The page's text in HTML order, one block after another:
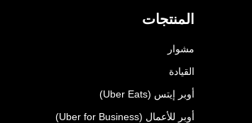
المنتجات
مشوار
القيادة
أوبر إيتس (Uber Eats)
أوبر للأعمال (Uber for Business)